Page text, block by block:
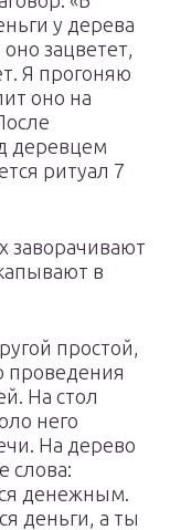
у дерева
зацветет,
Я прогоняю
оно на
деревцем
ритуал 7
заворачивают
в
простой,
проведения
На стол
него
На дерево
слова:
денежным.
деньги, а ты